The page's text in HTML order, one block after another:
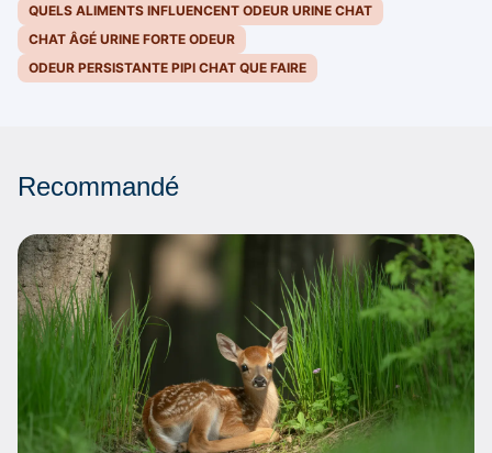
QUELS ALIMENTS INFLUENCENT ODEUR URINE CHAT
CHAT ÂGÉ URINE FORTE ODEUR
ODEUR PERSISTANTE PIPI CHAT QUE FAIRE
Recommandé